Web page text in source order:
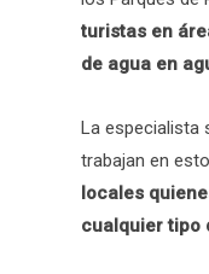
turistas en
de agua en
La especialista
trabajan en
locales
cualquier tipo